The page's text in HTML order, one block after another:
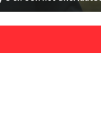
grensoverschrijdend